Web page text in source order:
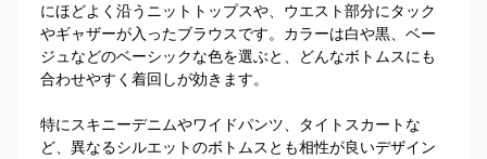
にほどよく沿うニットトップスや、ウエスト部分にタック
やギャザーが入ったブラウスです。カラーは白や黒、ベー
ジュなどのベーシックな色を選ぶと、どんなボトムスにも
合わせやすく着回しが効きます。
特にスキニーデニムやワイドパンツ、タイトスカートな
ど、異なるシルエットのボトムスとも相性が良いデザイン